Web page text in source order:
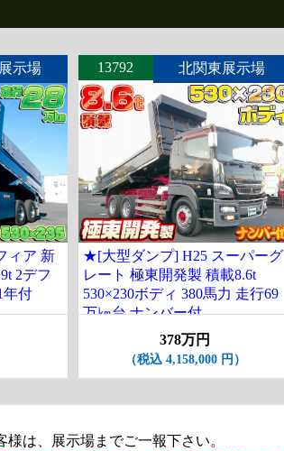
示場
ィア 新
2デフ
年付
13792 北関東展示場
★[大型ダンプ] H25 スーパーグ
レート 極東開発製 積載8.6t
530×230ボディ 380馬力 走行69
万㎞台 ナンバー付
378万円
（税込 4,158,000 円）
は、展示場までご一報下さい。